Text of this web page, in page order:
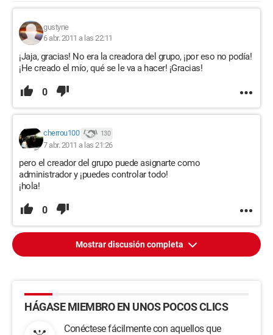
gustyne
6 abr. 2011 a las 22:11
¡Jaja, gracias! No era la creadora del grupo, ¡por eso no podía!
¡He creado el mío, qué se le va a hacer! ¡Gracias!
0
cherrou100 130
7 abr. 2011 a las 21:26
pero el creador del grupo puede asignarte como
administrador y ¡puedes controlar todo!
¡hola!
0
Mostrar discusión completa
HÁGASE MIEMBRO EN UNOS POCOS CLICS
Conéctese fácilmente con aquellos que